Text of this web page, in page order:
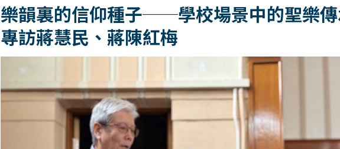
樂韻裏的信仰種子──學校場景中的聖樂
專訪蔣慧民、蔣陳紅梅